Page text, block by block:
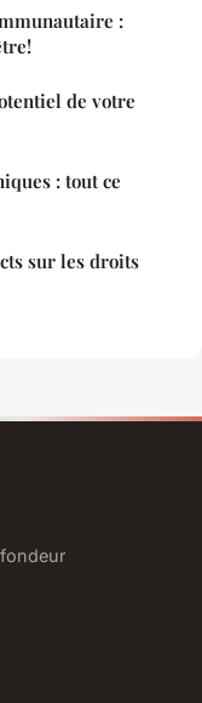
:
de votre
: tout ce
sur les droits